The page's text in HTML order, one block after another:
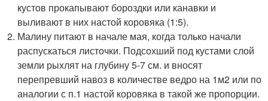
кустов прокапывают бороздки или канавки и
выливают в них настой коровяка (1:5).
Малину питают в начале мая, когда только начали
распускаться листочки. Подсохший под кустами слой
земли рыхлят на глубину 5-7 см. и вносят
перепревший навоз в количестве ведро на 1м2 или по
аналогии с п.1 настой коровяка в такой же пропорции.